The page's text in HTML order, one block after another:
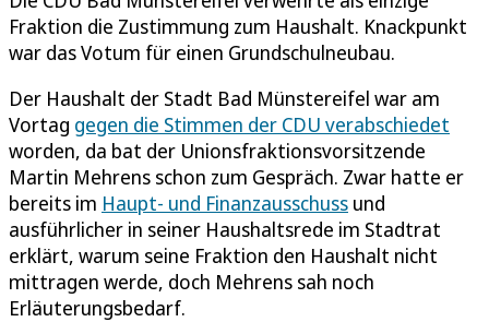
Fraktion die Zustimmung zum Haushalt. Knackpunkt
war das Votum für einen Grundschulneubau.
Der Haushalt der Stadt Bad Münstereifel war am
Vortag gegen die Stimmen der CDU verabschiedet
worden, da bat der Unionsfraktionsvorsitzende
Martin Mehrens schon zum Gespräch. Zwar hatte er
bereits im Haupt- und Finanzausschuss und
ausführlicher in seiner Haushaltsrede im Stadtrat
erklärt, warum seine Fraktion den Haushalt nicht
mittragen werde, doch Mehrens sah noch
Erläuterungsbedarf.